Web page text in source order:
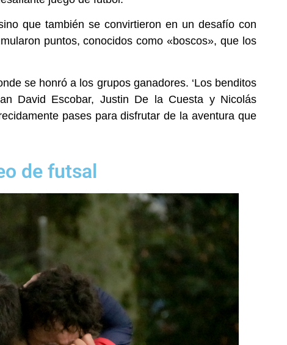
que también se convirtieron en un desafío con
puntos, conocidos como «boscos», que los
se honró a los grupos ganadores. ‘Los benditos
David Escobar, Justin De la Cuesta y Nicolás
pases para disfrutar de la aventura que
de futsal